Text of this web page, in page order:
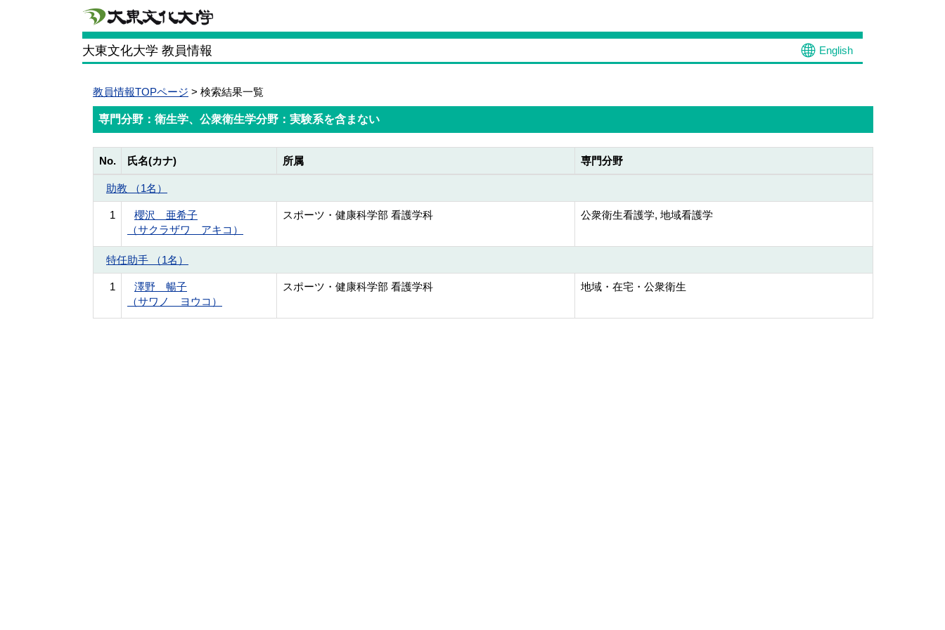
大東文化大学 教員情報 English
教員情報TOPページ > 検索結果一覧
専門分野：衛生学、公衆衛生学分野：実験系を含まない
No. 氏名(カナ) 所属 専門分野
助教 （1名）
1
櫻沢 亜希子
（サクラザワ アキコ）
スポーツ・健康科学部 看護学科 公衆衛生看護学, 地域看護学
特任助手 （1名）
1
澤野 暢子
（サワノ ヨウコ）
スポーツ・健康科学部 看護学科 地域・在宅・公衆衛生